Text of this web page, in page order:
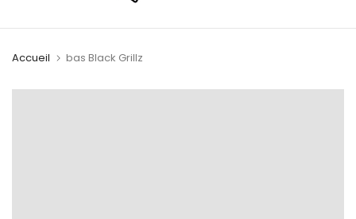
Accueil bas Black Grillz